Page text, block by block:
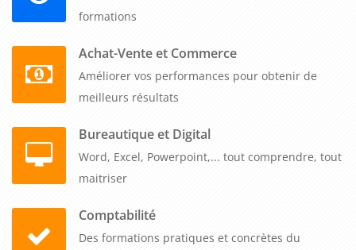
formations
Achat-Vente et Commerce
Améliorer vos performances pour obtenir de
meilleurs résultats
Bureautique et Digital
Word, Excel, Powerpoint,... tout comprendre, tout
maitriser
Comptabilité
Des formations pratiques et concrètes du